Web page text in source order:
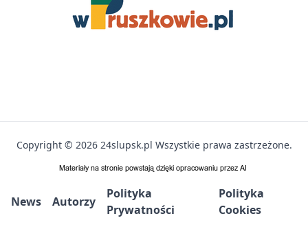
Copyright © 2026 24slupsk.pl Wszystkie prawa zastrzeżone.
News Autorzy
Polityka
Prywatności
Polityka
Cookies